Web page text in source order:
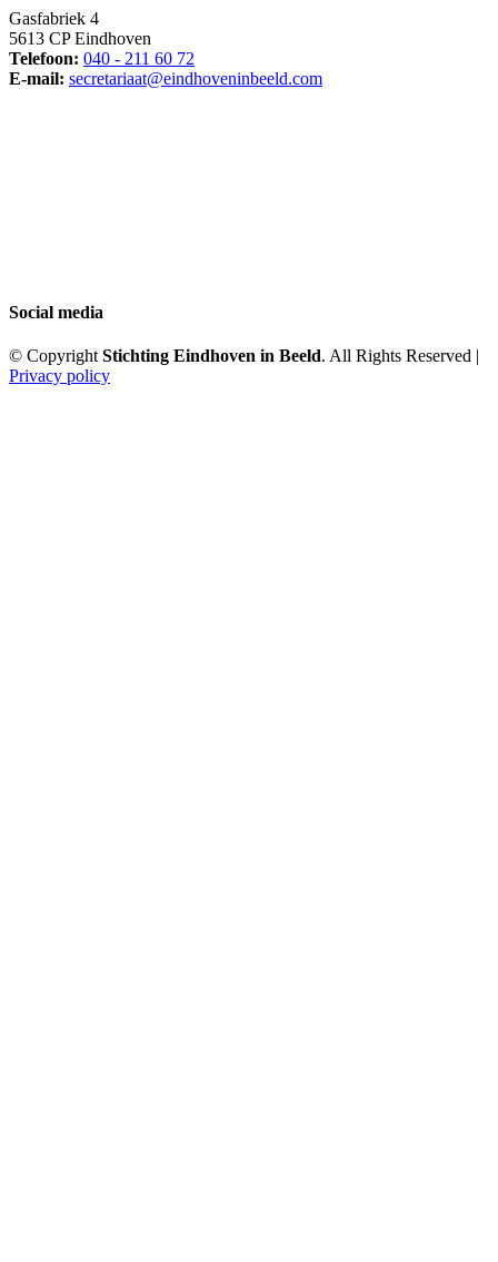
Gasfabriek 4
5613 CP Eindhoven
Telefoon: 040 - 211 60 72
E-mail: secretariaat@eindhoveninbeeld.com
Social media
© Copyright Stichting Eindhoven in Beeld. All Rights Reserved |
Privacy policy